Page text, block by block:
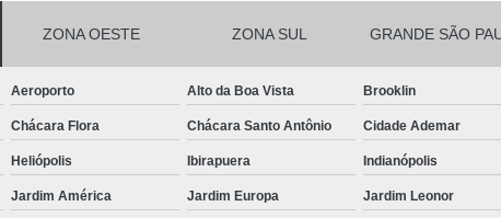
ZONA OESTE ZONA SUL GRANDE SÃO
Aeroporto Alto da Boa Vista Brooklin
Chácara Flora Chácara Santo Antônio Cidade Ademar
Heliópolis Ibirapuera Indianópolis
Jardim América Jardim Europa Jardim Leonor